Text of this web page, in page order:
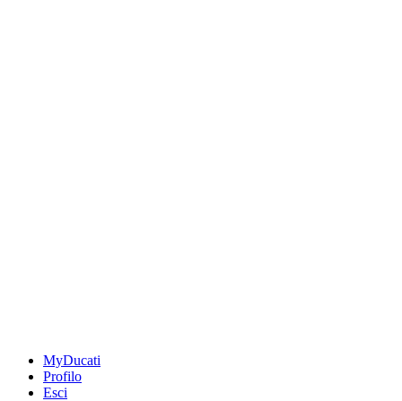
MyDucati
Profilo
Esci